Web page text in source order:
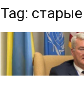
Tag: старые